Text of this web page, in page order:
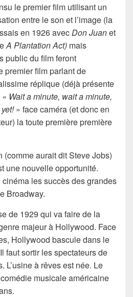
le premier film utilisant un
entre le son et l’image (la
en 1926 avecDon Juanet
A Plantation Act) mais
public du film feront
premier film parlant de
réplique (déjà présente
Wait a minute, wait a minute,
» face caméra (et donc en
la toute première première
aurait dit Steve Jobs)
une nouvelle opportunité.
les succès des grandes
Broadway.
de 1929 qui va faire de la
majeur à Hollywood. Face
Hollywood bascule dans le
faut sortir les spectateurs de
L’usine à rêves est née. Le
musicale américaine